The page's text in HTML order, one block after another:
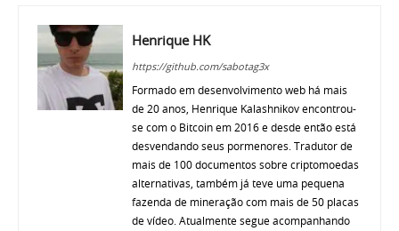
Henrique HK
https://github.com/sabotag3x
Formado em desenvolvimento web há mais
de 20 anos, Henrique Kalashnikov encontrou-
se com o Bitcoin em 2016 e desde então está
desvendando seus pormenores. Tradutor de
mais de 100 documentos sobre criptomoedas
alternativas, também já teve uma pequena
fazenda de mineração com mais de 50 placas
de vídeo. Atualmente segue acompanhando